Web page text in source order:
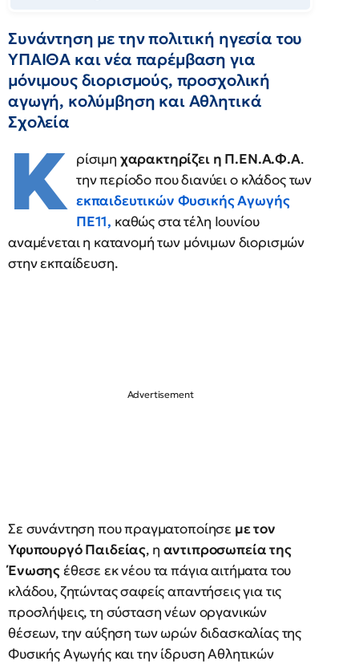
Συνάντηση με την πολιτική ηγεσία του
ΥΠΑΙΘΑ και νέα παρέμβαση για
μόνιμους διορισμούς, προσχολική
αγωγή, κολύμβηση και Αθλητικά
Σχολεία
Κ ρίσιμη χαρακτηρίζει η Π.ΕΝ.Α.Φ.Α.
την περίοδο που διανύει ο κλάδος των
εκπαιδευτικών Φυσικής Αγωγής
ΠΕ11, καθώς στα τέλη Ιουνίου
αναμένεται η κατανομή των μόνιμων διορισμών
στην εκπαίδευση.
Σε συνάντηση που πραγματοποίησε με τον
Υφυπουργό Παιδείας, η αντιπροσωπεία της
Ένωσηςέθεσε εκ νέου τα πάγια αιτήματα του
κλάδου, ζητώντας σαφείς απαντήσεις για τις
προσλήψεις, τη σύσταση νέων οργανικών
θέσεων, την αύξηση των ωρών διδασκαλίας της
Φυσικής Αγωγής και την ίδρυση Αθλητικών